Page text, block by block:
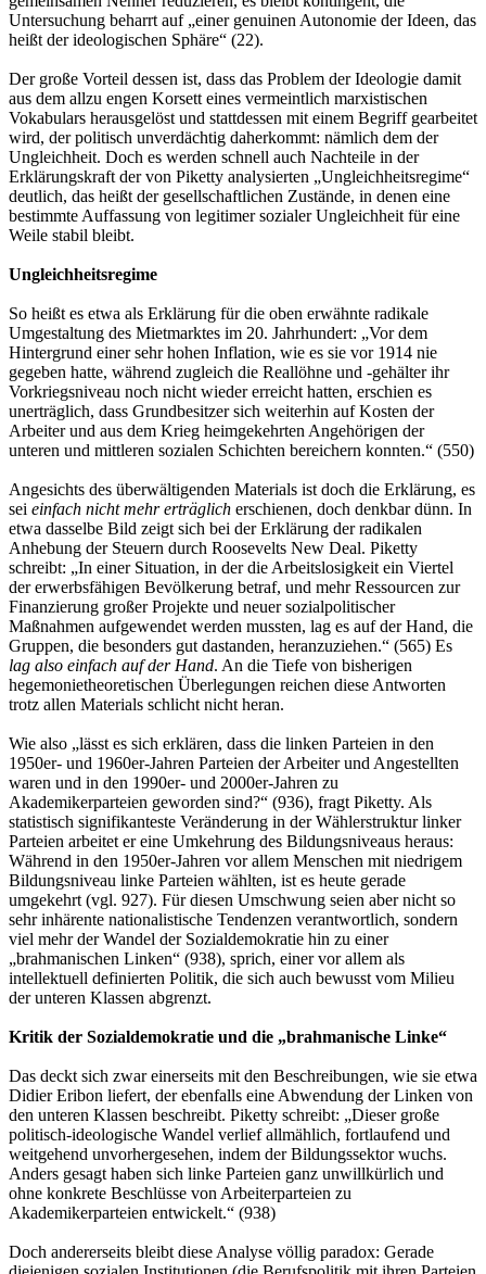
Untersuchung beharrt auf „einer genuinen Autonomie der Ideen, das
heißt der ideologischen Sphäre“ (22).
Der große Vorteil dessen ist, dass das Problem der Ideologie damit
aus dem allzu engen Korsett eines vermeintlich marxistischen
Vokabulars herausgelöst und stattdessen mit einem Begriff gearbeitet
wird, der politisch unverdächtig daherkommt: nämlich dem der
Ungleichheit. Doch es werden schnell auch Nachteile in der
Erklärungskraft der von Piketty analysierten „Ungleichheitsregime“
deutlich, das heißt der gesellschaftlichen Zustände, in denen eine
bestimmte Auffassung von legitimer sozialer Ungleichheit für eine
Weile stabil bleibt.
Ungleichheitsregime
So heißt es etwa als Erklärung für die oben erwähnte radikale
Umgestaltung des Mietmarktes im 20. Jahrhundert: „Vor dem
Hintergrund einer sehr hohen Inflation, wie es sie vor 1914 nie
gegeben hatte, während zugleich die Reallöhne und -gehälter ihr
Vorkriegsniveau noch nicht wieder erreicht hatten, erschien es
unerträglich, dass Grundbesitzer sich weiterhin auf Kosten der
Arbeiter und aus dem Krieg heimgekehrten Angehörigen der
unteren und mittleren sozialen Schichten bereichern konnten.“ (550)
Angesichts des überwältigenden Materials ist doch die Erklärung, es
sei einfach nicht mehr erträglich erschienen, doch denkbar dünn. In
etwa dasselbe Bild zeigt sich bei der Erklärung der radikalen
Anhebung der Steuern durch Roosevelts New Deal. Piketty
schreibt: „In einer Situation, in der die Arbeitslosigkeit ein Viertel
der erwerbsfähigen Bevölkerung betraf, und mehr Ressourcen zur
Finanzierung großer Projekte und neuer sozialpolitischer
Maßnahmen aufgewendet werden mussten, lag es auf der Hand, die
Gruppen, die besonders gut dastanden, heranzuziehen.“ (565) Es
lag also einfach auf der Hand. An die Tiefe von bisherigen
hegemonietheoretischen Überlegungen reichen diese Antworten
trotz allen Materials schlicht nicht heran.
Wie also „lässt es sich erklären, dass die linken Parteien in den
1950er- und 1960er-Jahren Parteien der Arbeiter und Angestellten
waren und in den 1990er- und 2000er-Jahren zu
Akademikerparteien geworden sind?“ (936), fragt Piketty. Als
statistisch signifikanteste Veränderung in der Wählerstruktur linker
Parteien arbeitet er eine Umkehrung des Bildungsniveaus heraus:
Während in den 1950er-Jahren vor allem Menschen mit niedrigem
Bildungsniveau linke Parteien wählten, ist es heute gerade
umgekehrt (vgl. 927). Für diesen Umschwung seien aber nicht so
sehr inhärente nationalistische Tendenzen verantwortlich, sondern
viel mehr der Wandel der Sozialdemokratie hin zu einer
„brahmanischen Linken“ (938), sprich, einer vor allem als
intellektuell definierten Politik, die sich auch bewusst vom Milieu
der unteren Klassen abgrenzt.
Kritik der Sozialdemokratie und die „brahmanische Linke“
Das deckt sich zwar einerseits mit den Beschreibungen, wie sie etwa
Didier Eribon liefert, der ebenfalls eine Abwendung der Linken von
den unteren Klassen beschreibt. Piketty schreibt: „Dieser große
politisch-ideologische Wandel verlief allmählich, fortlaufend und
weitgehend unvorhergesehen, indem der Bildungssektor wuchs.
Anders gesagt haben sich linke Parteien ganz unwillkürlich und
ohne konkrete Beschlüsse von Arbeiterparteien zu
Akademikerparteien entwickelt.“ (938)
Doch andererseits bleibt diese Analyse völlig paradox: Gerade